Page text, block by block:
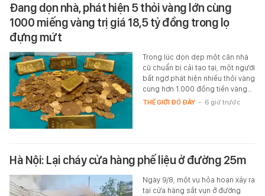
Đang dọn nhà, phát hiện 5 thỏi vàng lớn cùng
1000 miếng vàng trị giá 18,5 tỷ đồng trong lọ
đựng mứt
Trong lúc dọn dẹp một căn nhà
cũ chuẩn bị cải tạo tại, một người
bất ngờ phát hiện nhiều thỏi vàng
cùng hơn 1.000 đồng tiền vàng…
THẾ GIỚI ĐÓ ĐÂY - 6 giờ trước
Hà Nội: Lại cháy cửa hàng phế liệu ở đường 25m
Ngày 9/8, một vụ hỏa hoạn xảy ra
tại cửa hàng sắt vụn ở đường